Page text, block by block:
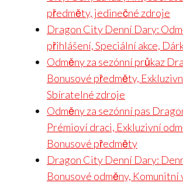
předměty, jedinečné zdroje
Dragon City Denní Dary:
přihlášení, Speciální akce,
Odměny za sezónní průkaz
Bonusové předměty,
Sbíratelné zdroje
Odměny za sezónní pas
Prémioví draci, Exkluzivní
Bonusové předměty
Dragon City Denní Dary:
Bonusové odměny, Komunitní